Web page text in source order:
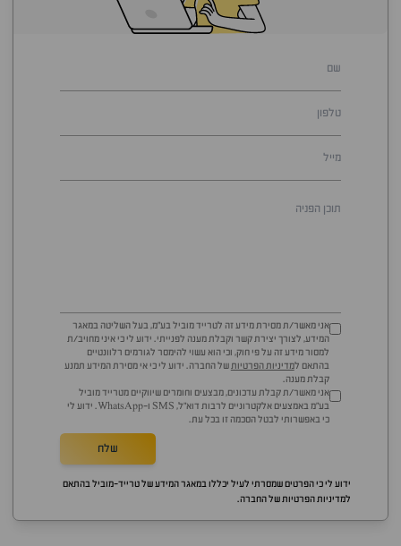
אני מאשר/ת מסירת מידע זה לטרייד מוביל בע"מ, בעל השליטה במאגר
המידע, לצורך יצירת קשר וקבלת מענה לפנייתי. ידוע לי כי איני מחויב/ת
למסור מידע זה על פי חוק, וכי הוא עשוי להימסר לגורמים רלוונטיים
בהתאם למדיניות הפרטיותשל החברה. ידוע לי כי אי מסירת המידע תמנע
קבלת מענה.
אני מאשר/ת קבלת עדכונים, מבצעים וחומרים שיווקיים מטרייד מוביל
בע"מ באמצעים אלקטרוניים לרבות דוא״ל, SMS ו-WhatsApp. ידוע לי
כי באפשרותי לבטל הסכמה זו בכל עת.
שלח
ידוע לי כי הפרטים שמסרתי לעיל יכללו במאגר המידע של טרייד-מוביל בהתאם
למדיניות הפרטיות של החברה.